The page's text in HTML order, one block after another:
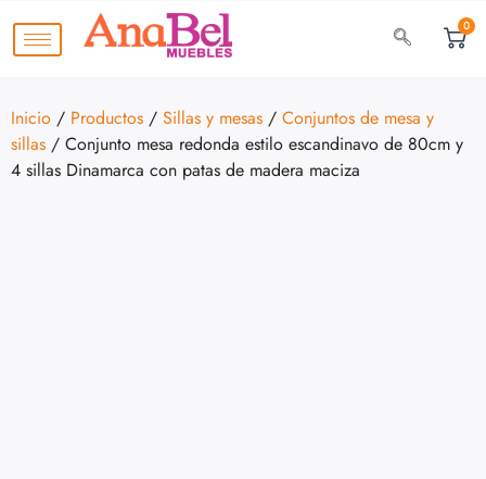
0
Inicio / Productos / Sillas y mesas / Conjuntos de mesa y
sillas / Conjunto mesa redonda estilo escandinavo de 80cm y
4 sillas Dinamarca con patas de madera maciza